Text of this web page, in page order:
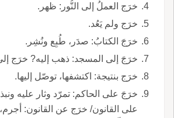
خرَج العملُ إلى النُّور: ظهر.
خرَج ولم يَعُد.
خرَجَ الكتابُ: صدَر، طُبِع ونُشِر.
خرَجَ إلى المسجد: ذهب إليه? خرَج
خرَج بنتيجة: اكتشفها، توصّل إليها.
خرَجَ على الحاكم: تمرّد وثار عليه
على القانون/ خرَج عن القانون: